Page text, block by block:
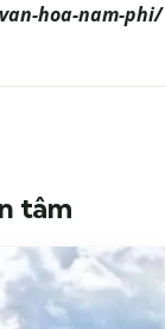
hoa-nam-phi/
tâm